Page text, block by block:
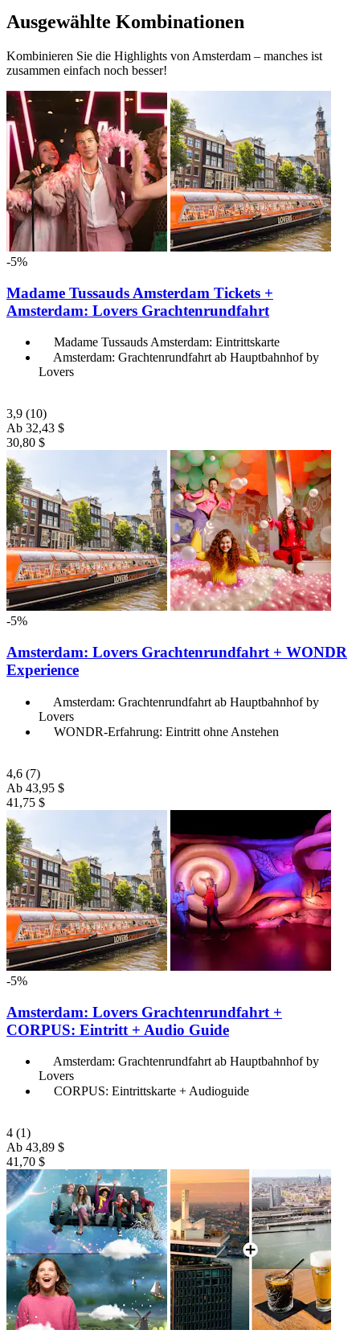
Ausgewählte Kombinationen
Kombinieren Sie die Highlights von Amsterdam – manches ist
zusammen einfach noch besser!
-5%
Madame Tussauds Amsterdam Tickets +
Amsterdam: Lovers Grachtenrundfahrt
Madame Tussauds Amsterdam: Eintrittskarte
Amsterdam: Grachtenrundfahrt ab Hauptbahnhof by
Lovers
3,9 (10)
Ab 32,43 $
30,80 $
-5%
Amsterdam: Lovers Grachtenrundfahrt + WONDR
Experience
Amsterdam: Grachtenrundfahrt ab Hauptbahnhof by
Lovers
WONDR-Erfahrung: Eintritt ohne Anstehen
4,6 (7)
Ab 43,95 $
41,75 $
-5%
Amsterdam: Lovers Grachtenrundfahrt +
CORPUS: Eintritt + Audio Guide
Amsterdam: Grachtenrundfahrt ab Hauptbahnhof by
Lovers
CORPUS: Eintrittskarte + Audioguide
4 (1)
Ab 43,89 $
41,70 $